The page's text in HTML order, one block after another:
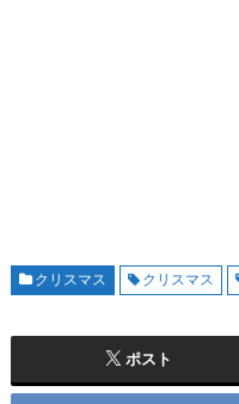
クリスマス クリスマス
ポスト